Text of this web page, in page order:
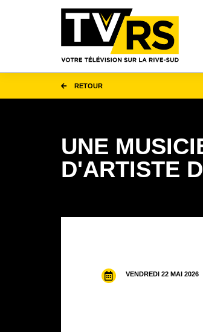
RETOUR
UNE
D'ARTISTE
VENDREDI 22 MAI 2026